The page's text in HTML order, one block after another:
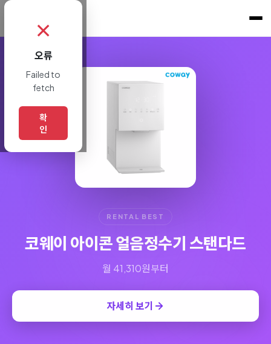
RENTAL BEST
코웨이 아이콘 얼음정수기 스탠다드
월 41,310원부터
자세히 보기
✗
오류
Failed to
fetch
확
인